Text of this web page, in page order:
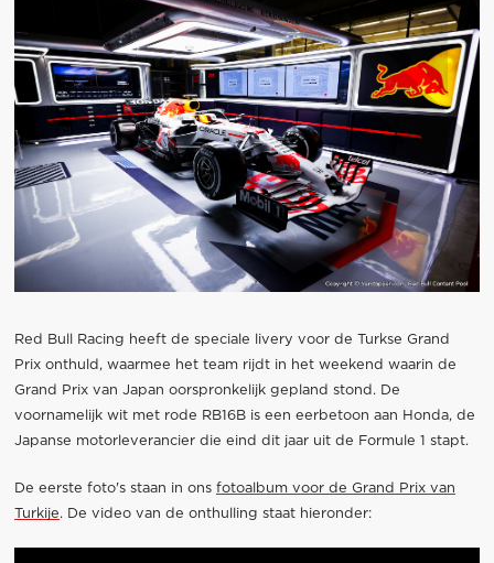
Red Bull Racing heeft de speciale livery voor de Turkse Grand
Prix onthuld, waarmee het team rijdt in het weekend waarin de
Grand Prix van Japan oorspronkelijk gepland stond. De
voornamelijk wit met rode RB16B is een eerbetoon aan Honda, de
Japanse motorleverancier die eind dit jaar uit de Formule 1 stapt.
De eerste foto's staan in ons fotoalbum voor de Grand Prix van
Turkije. De video van de onthulling staat hieronder: